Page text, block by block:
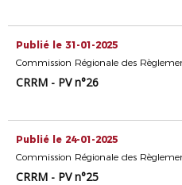
Publié le 31-01-2025
CRRM - PV n°26
Publié le 24-01-2025
CRRM - PV n°25